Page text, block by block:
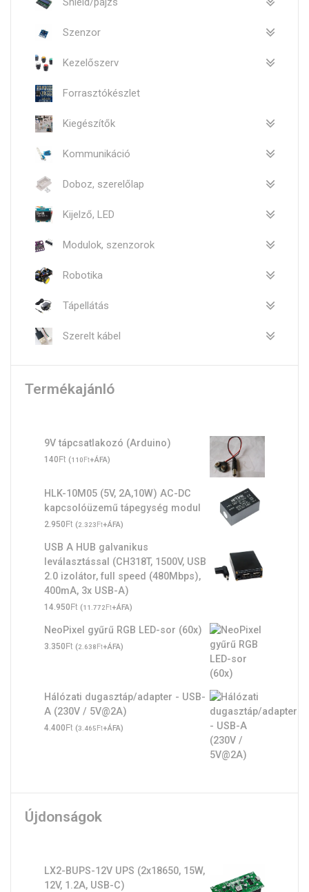
Szenzor
Kezelőszerv
Forrasztókészlet
Kiegészítők
Kommunikáció
Doboz, szerelőlap
Kijelző, LED
Modulok, szenzorok
Robotika
Tápellátás
Szerelt kábel
Termékajánló
9V tápcsatlakozó (Arduino)
140Ft (110Ft+ÁFA)
HLK-10M05 (5V, 2A,10W) AC-DC
kapcsolóüzemű tápegység modul
2.950Ft (2.323Ft+ÁFA)
USB A HUB galvanikus
leválasztással (CH318T, 1500V, USB
2.0 izolátor, full speed (480Mbps),
400mA, 3x USB-A)
14.950Ft (11.772Ft+ÁFA)
NeoPixel gyűrű RGB LED-sor (60x)
3.350Ft (2.638Ft+ÁFA)
Hálózati dugasztáp/adapter - USB-
A (230V / 5V@2A)
4.400Ft (3.465Ft+ÁFA)
Újdonságok
LX2-BUPS-12V UPS (2x18650, 15W,
12V, 1.2A, USB-C)